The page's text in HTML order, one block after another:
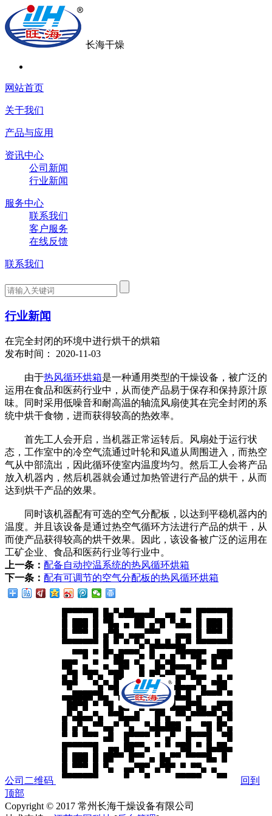
长海干燥
网站首页
关于我们
产品与应用
资讯中心
公司新闻
行业新闻
服务中心
联系我们
客户服务
在线反馈
联系我们
行业新闻
在完全封闭的环境中进行烘干的烘箱
发布时间： 2020-11-03
由于热风循环烘箱是一种通用类型的干燥设备，被广泛的
运用在食品和医药行业中，从而使产品易于保存和保持原汁原
味。同时采用低噪音和耐高温的轴流风扇使其在完全封闭的系
统中烘干食物，进而获得较高的热效率。
首先工人会开启，当机器正常运转后。风扇处于运行状
态，工作室中的冷空气流通过叶轮和风道从周围进入，而热空
气从中部流出，因此循环使室内温度均匀。然后工人会将产品
放入机器内，然后机器就会通过加热管进行产品的烘干，从而
达到烘干产品的效果。
同时该机器配有可选的空气分配板，以达到平稳机器内的
温度。并且该设备是通过热空气循环方法进行产品的烘干，从
而使产品获得较高的烘干效果。因此，该设备被广泛的运用在
工矿企业、食品和医药行业等行业中。
上一条： 配备自动控温系统的热风循环烘箱
下一条： 配有可调节的空气分配板的热风循环烘箱
公司二维码
回到
顶部
Copyright © 2017 常州长海干燥设备有限公司